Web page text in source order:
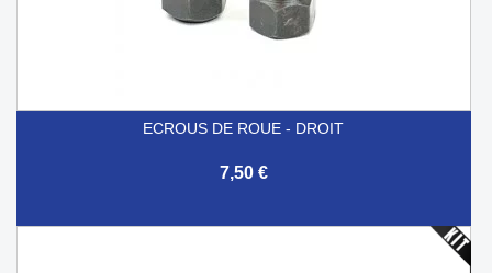
ECROUS DE ROUE - DROIT
7,50 €